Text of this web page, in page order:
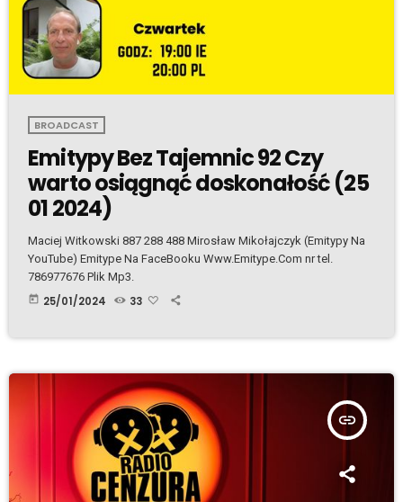
BROADCAST
Emitypy Bez Tajemnic 92 Czy
warto osiągnąć doskonałość (25
01 2024)
Maciej Witkowski 887 288 488 Mirosław Mikołajczyk (Emitypy Na
YouTube) Emitype Na FaceBooku Www.Emitype.Com nr tel.
786977676 Plik Mp3.
today 25/01/2024 33
insert_link